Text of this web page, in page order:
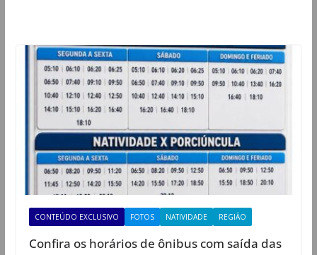
CONTEÚDO EXCLUSIVO FOTOS NATIVIDADE REGIÃO
Confira os horários de ônibus com saída das